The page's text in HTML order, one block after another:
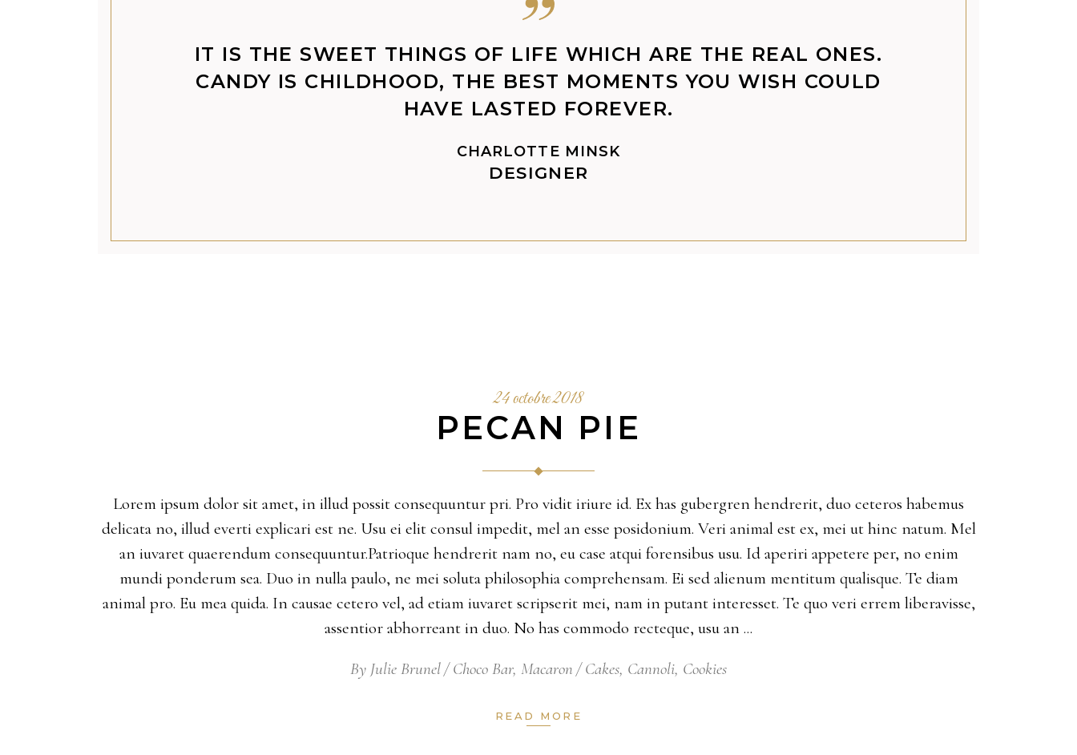
IT IS THE SWEET THINGS OF LIFE WHICH ARE THE REAL ONES.
CANDY IS CHILDHOOD, THE BEST MOMENTS YOU WISH COULD
HAVE LASTED FOREVER.
CHARLOTTE MINSK
DESIGNER
24 octobre 2018
PECAN PIE
Lorem ipsum dolor sit amet, in illud possit consequuntur pri. Pro vidit iriure id. Ex has gubergren hendrerit, duo ceteros habemus
delicata no, illud everti explicari est ne. Usu ei elit consul impedit, mel an esse posidonium. Veri animal est ex, mei ut hinc natum. Mel
an iuvaret quaerendum consequuntur.Patrioque hendrerit nam no, eu case atqui forensibus usu. Id aperiri appetere per, no enim
mundi ponderum sea. Duo in nulla paulo, ne mei soluta philosophia comprehensam. Ei sed alienum mentitum qualisque. Te diam
animal pro. Eu mea quida. In causae cetero vel, ad etiam iuvaret scripserit mei, nam in putant interesset. Te quo veri errem liberavisse,
assentior abhorreant in duo. No has commodo recteque, usu an
By Julie Brunel Choco Bar, Macaron Cakes, Cannoli, Cookies
READ MORE